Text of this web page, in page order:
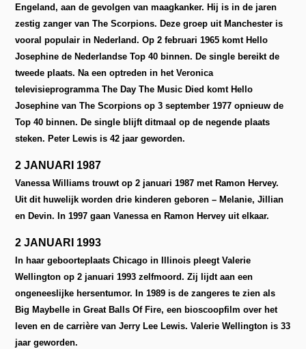
Engeland, aan de gevolgen van maagkanker. Hij is in de jaren
zestig zanger van The Scorpions. Deze groep uit Manchester is
vooral populair in Nederland. Op 2 februari 1965 komt Hello
Josephine de Nederlandse Top 40 binnen. De single bereikt de
tweede plaats. Na een optreden in het Veronica
televisieprogramma The Day The Music Died komt Hello
Josephine van The Scorpions op 3 september 1977 opnieuw de
Top 40 binnen. De single blijft ditmaal op de negende plaats
steken. Peter Lewis is 42 jaar geworden.
2 JANUARI 1987
Vanessa Williams trouwt op 2 januari 1987 met Ramon Hervey.
Uit dit huwelijk worden drie kinderen geboren – Melanie, Jillian
en Devin. In 1997 gaan Vanessa en Ramon Hervey uit elkaar.
2 JANUARI 1993
In haar geboorteplaats Chicago in Illinois pleegt Valerie
Wellington op 2 januari 1993 zelfmoord. Zij lijdt aan een
ongeneeslijke hersentumor. In 1989 is de zangeres te zien als
Big Maybelle in Great Balls Of Fire, een bioscoopfilm over het
leven en de carrière van Jerry Lee Lewis. Valerie Wellington is 33
jaar geworden.